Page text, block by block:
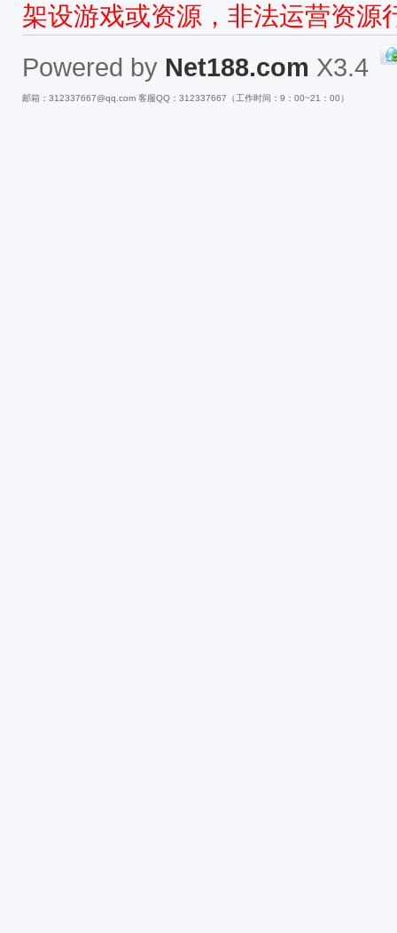
架设游戏或资源，非法运营资源
Powered by Net188.com X3.4
邮箱：312337667@qq.com 客服QQ：312337667（工作时间：9：00~21：00）